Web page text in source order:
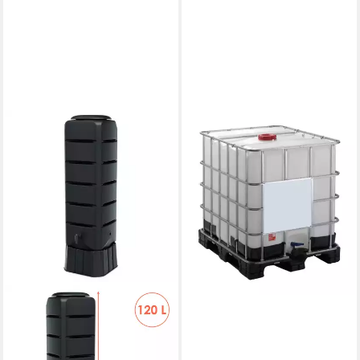
GRAF
Regentonne Container 1000
Liter IBC mit UN-
Kennzeichnung, 1000 l
461,60 €
lieferbar - in 6-7 Werktagen bei dir